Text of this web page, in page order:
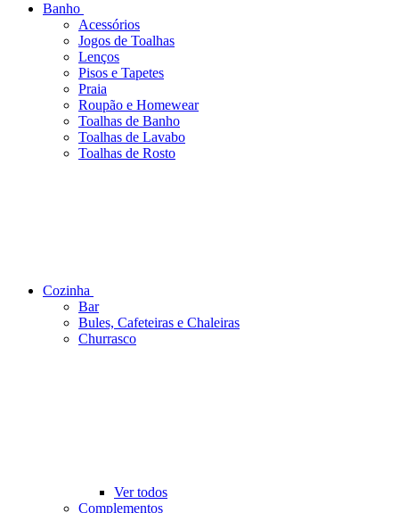
Banho
Acessórios
Jogos de Toalhas
Lenços
Pisos e Tapetes
Praia
Roupão e Homewear
Toalhas de Banho
Toalhas de Lavabo
Toalhas de Rosto
Cozinha
Bar
Bules, Cafeteiras e Chaleiras
Churrasco
Ver todos
Complementos